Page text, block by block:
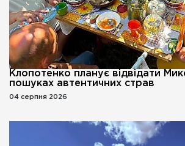
Клопотенко планує відвідати
пошуках автентичних страв
04 серпня 2026